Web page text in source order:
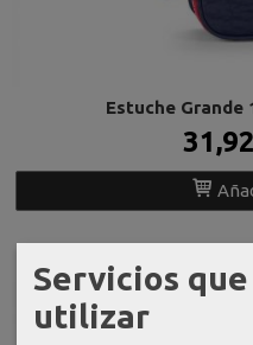
Estuche Grande
Servicios
utilizar